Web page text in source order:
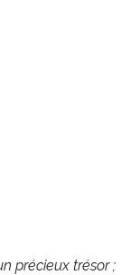
précieux trésor ;